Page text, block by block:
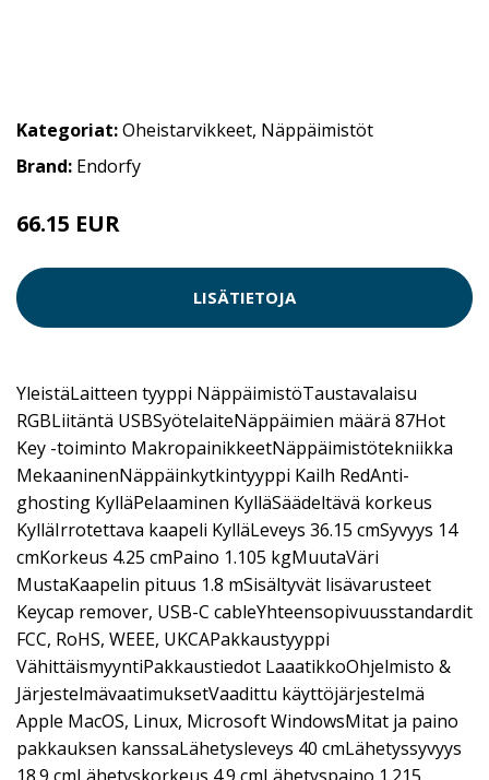
Kategoriat:Oheistarvikkeet, Näppäimistöt
Brand: Endorfy
66.15 EUR
LISÄTIETOJA
YleistäLaitteen tyyppi NäppäimistöTaustavalaisu
RGBLiitäntä USBSyötelaiteNäppäimien määrä 87Hot
Key -toiminto MakropainikkeetNäppäimistötekniikka
MekaaninenNäppäinkytkintyyppi Kailh RedAnti-
ghosting KylläPelaaminen KylläSäädeltävä korkeus
KylläIrrotettava kaapeli KylläLeveys 36.15 cmSyvyys 14
cmKorkeus 4.25 cmPaino 1.105 kgMuutaVäri
MustaKaapelin pituus 1.8 mSisältyvät lisävarusteet
Keycap remover, USB-C cableYhteensopivuusstandardit
FCC, RoHS, WEEE, UKCAPakkaustyyppi
VähittäismyyntiPakkaustiedot LaaatikkoOhjelmisto &
JärjestelmävaatimuksetVaadittu käyttöjärjestelmä
Apple MacOS, Linux, Microsoft WindowsMitat ja paino
pakkauksen kanssaLähetysleveys 40 cmLähetyssyvyys
18.9 cmLähetyskorkeus 4.9 cmLähetyspaino 1.215